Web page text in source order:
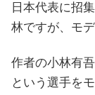
日本代表に招
林ですが、モ
作者の小林有
という選手を